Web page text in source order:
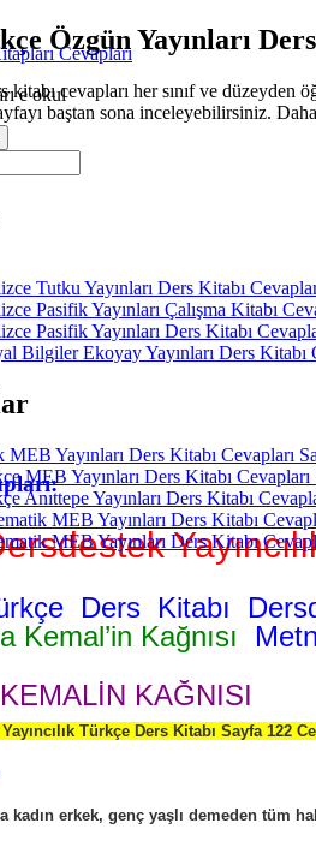
Cevapları
e okul
Tutku Yayınları Ders Kitabı
Pasifik Yayınları Çalışma Kitabı
Pasifik Yayınları Ders Kitabı
Bilgiler Ekoyay Yayınları Ders Kitabı
MEB Yayınları Ders Kitabı Cevapları
MEB Yayınları Ders Kitabı
Anıttepe Yayınları Ders Kitabı
MEB Yayınları Ders Kitabı
MEB Yayınları Ders Kitabı
Özgün Yayınları
kitabı cevapları her sınıf ve
baştan sona inceleyebilirsiniz.
Ders Kitabı
Kemal’in Kağnısı
KAĞNISI
Türkçe Ders Kitabı Sayfa 122
kadın erkek, genç yaşlı demeden tüm